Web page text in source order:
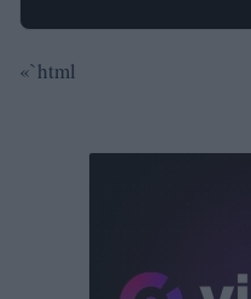
«`html